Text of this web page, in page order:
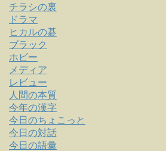
チラシの裏
ドラマ
ヒカルの碁
ブラック
ホビー
メディア
レビュー
人間の本質
今年の漢字
今日のちょこっと
今日の対話
今日の語彙